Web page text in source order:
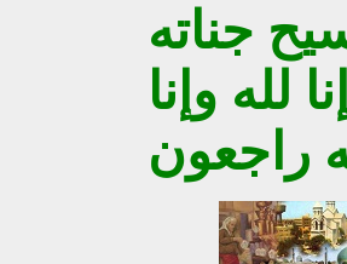
جناته
لله وإنا